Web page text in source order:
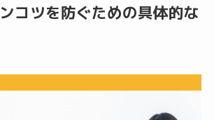
コツを防ぐための具体的な